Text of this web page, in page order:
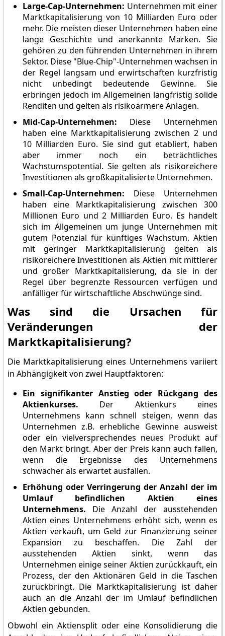
Large-Cap-Unternehmen: Unternehmen mit einer
Marktkapitalisierung von 10 Milliarden Euro oder
mehr. Die meisten dieser Unternehmen haben eine
lange Geschichte und anerkannte Marken. Sie
gehören zu den führenden Unternehmen in ihrem
Sektor. Diese "Blue-Chip"-Unternehmen wachsen in
der Regel langsam und erwirtschaften kurzfristig
nicht unbedingt bedeutende Gewinne. Sie
erbringen jedoch im Allgemeinen langfristig solide
Renditen und gelten als risikoärmere Anlagen.
Mid-Cap-Unternehmen: Diese Unternehmen
haben eine Marktkapitalisierung zwischen 2 und
10 Milliarden Euro. Sie sind gut etabliert, haben
aber immer noch ein beträchtliches
Wachstumspotential. Sie gelten als risikoreichere
Investitionen als großkapitalisierte Unternehmen.
Small-Cap-Unternehmen: Diese Unternehmen
haben eine Marktkapitalisierung zwischen 300
Millionen Euro und 2 Milliarden Euro. Es handelt
sich im Allgemeinen um junge Unternehmen mit
gutem Potenzial für künftiges Wachstum. Aktien
mit geringer Marktkapitalisierung gelten als
risikoreichere Investitionen als Aktien mit mittlerer
und großer Marktkapitalisierung, da sie in der
Regel über begrenzte Ressourcen verfügen und
anfälliger für wirtschaftliche Abschwünge sind.
Was sind die Ursachen für
Veränderungen der
Marktkapitalisierung?
Die Marktkapitalisierung eines Unternehmens variiert
in Abhängigkeit von zwei Hauptfaktoren:
Ein signifikanter Anstieg oder Rückgang des
Aktienkurses. Der Aktienkurs eines
Unternehmens kann schnell steigen, wenn das
Unternehmen z.B. erhebliche Gewinne ausweist
oder ein vielversprechendes neues Produkt auf
den Markt bringt. Aber der Preis kann auch fallen,
wenn die Ergebnisse des Unternehmens
schwächer als erwartet ausfallen.
Erhöhung oder Verringerung der Anzahl der im
Umlauf befindlichen Aktien eines
Unternehmens. Die Anzahl der ausstehenden
Aktien eines Unternehmens erhöht sich, wenn es
Aktien verkauft, um Geld zur Finanzierung seiner
Expansion zu beschaffen. Die Zahl der
ausstehenden Aktien sinkt, wenn das
Unternehmen einige seiner Aktien zurückkauft, ein
Prozess, der den Aktionären Geld in die Taschen
zurückbringt. Die Marktkapitalisierung ist daher
auch an die Anzahl der im Umlauf befindlichen
Aktien gebunden.
Obwohl ein Aktiensplit oder eine Konsolidierung die